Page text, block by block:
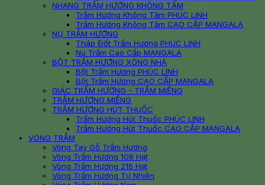
NHANG TRẦM HƯƠNG KHÔNG TĂM
Trầm Hương Không Tăm PHÚC LINH
Trầm Hương Không Tăm CAO CẤP MANGALA
NỤ TRẦM HƯƠNG
Tháp Đốt Trầm Hương PHÚC LINH
Nụ Trầm Cao Cấp MANGALA
BỘT TRẦM HƯƠNG XÔNG NHÀ
Bột Trầm Hương PHÚC LINH
Bột Trầm Hương CAO CẤP MANGALA
GIÁC TRẦM HƯƠNG - TRẦM MIẾNG
TRẦM HƯƠNG MIẾNG
TRẦM HƯƠNG HÚT THUỐC
Trầm Hương Hút Thuốc PHÚC LINH
Trầm Hương Hút Thuốc CAO CẤP MANGALA
VÒNG TRẦM
Vòng Tay Gỗ Trầm Hương
Vòng Trầm Hương 108 Hạt
Vòng Trầm Hương 216 Hạt
Vòng Trầm Hương Tự Nhiên